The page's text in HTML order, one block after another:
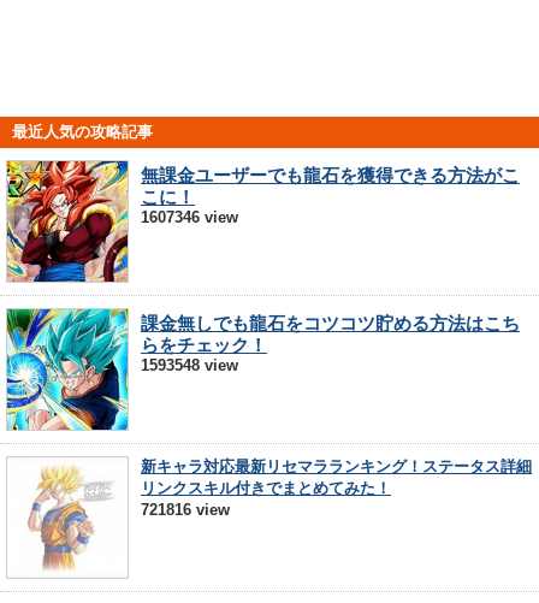
最近人気の攻略記事
無課金ユーザーでも龍石を獲得できる方法がこ
こに！
1607346 view
課金無しでも龍石をコツコツ貯める方法はこち
らをチェック！
1593548 view
新キャラ対応最新リセマラランキング！ステータス詳細
リンクスキル付きでまとめてみた！
721816 view